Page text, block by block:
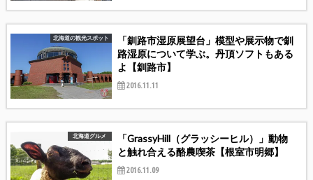
北海道の観光スポット
「釧路市湿原展望台」模型や展示物で釧
路湿原について学ぶ。丹頂ソフトもある
よ【釧路市】
2016.11.11
北海道グルメ
「GrassyHill（グラッシーヒル）」動物
と触れ合える酪農喫茶【根室市明郷】
2016.11.09